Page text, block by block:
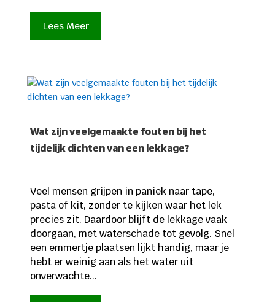
Lees Meer
Wat zijn veelgemaakte fouten bij het
tijdelijk dichten van een lekkage?
Veel mensen grijpen in paniek naar tape,
pasta of kit, zonder te kijken waar het lek
precies zit. Daardoor blijft de lekkage vaak
doorgaan, met waterschade tot gevolg. Snel
een emmertje plaatsen lijkt handig, maar je
hebt er weinig aan als het water uit
onverwachte...